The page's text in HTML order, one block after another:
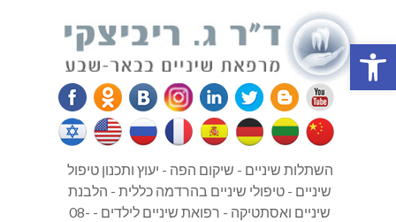
פתח סרגל נגישות
השתלות שיניים - שיקום הפה - יעוץ ותכנון טיפול
שיניים - טיפולי שיניים בהרדמה כללית - הלבנת
שיניים ואסתטיקה - רפואת שיניים לילדים - 08-